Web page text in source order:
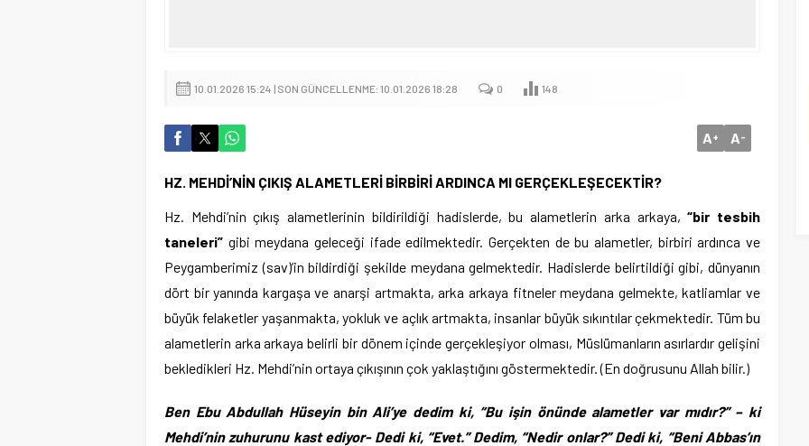
10.01.2026 15:24 | SON GÜNCELLENME: 10.01.2026 18:28 0 148
A+ A-
HZ. MEHDİ’NİN ÇIKIŞ ALAMETLERİ BİRBİRİ ARDINCA MI GERÇEKLEŞECEKTİR?
Hz. Mehdi’nin çıkış alametlerinin bildirildiği hadislerde, bu alametlerin arka arkaya,“bir tesbih
taneleri” gibi meydana geleceği ifade edilmektedir. Gerçekten de bu alametler, birbiri ardınca ve
Peygamberimiz (sav)’in bildirdiği şekilde meydana gelmektedir. Hadislerde belirtildiği gibi, dünyanın
dört bir yanında kargaşa ve anarşi artmakta, arka arkaya fitneler meydana gelmekte, katliamlar ve
büyük felaketler yaşanmakta, yokluk ve açlık artmakta, insanlar büyük sıkıntılar çekmektedir. Tüm bu
alametlerin arka arkaya belirli bir dönem içinde gerçekleşiyor olması, Müslümanların asırlardır gelişini
bekledikleri Hz. Mehdi’nin ortaya çıkışının çok yaklaştığını göstermektedir. (En doğrusunu Allah bilir.)
Ben Ebu Abdullah Hüseyin bin Ali’ye dedim ki, “Bu işin önünde alametler var mıdır?” – ki
Mehdi’nin zuhurunu kast ediyor- Dedi ki, “Evet.” Dedim, “Nedir onlar?” Dedi ki, “Beni Abbas’ın